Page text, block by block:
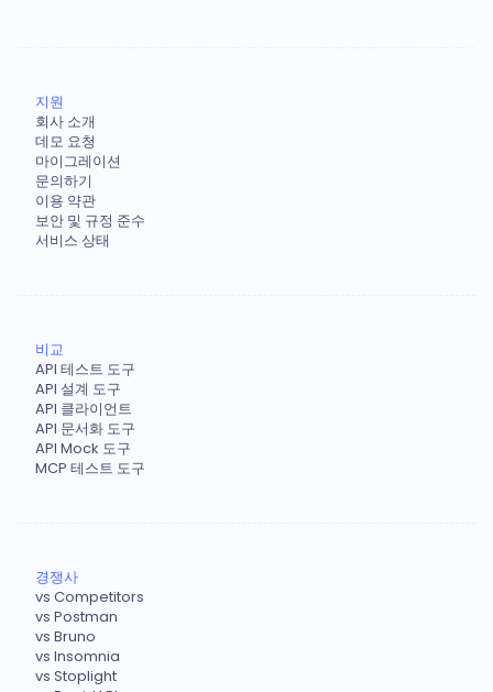
지원
회사 소개
데모 요청
마이그레이션
문의하기
이용 약관
보안 및 규정 준수
서비스 상태
비교
API 테스트 도구
API 설계 도구
API 클라이언트
API 문서화 도구
API Mock 도구
MCP 테스트 도구
경쟁사
vs Competitors
vs Postman
vs Bruno
vs Insomnia
vs Stoplight